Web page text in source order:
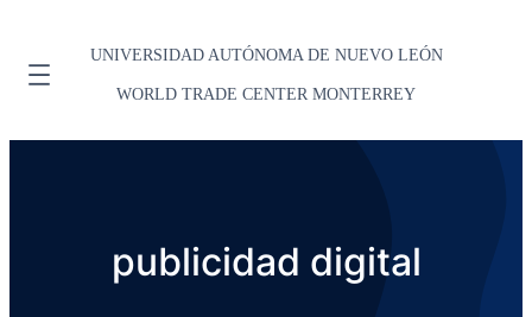
UNIVERSIDAD AUTÓNOMA DE NUEVO LEÓN
WORLD TRADE CENTER MONTERREY
publicidad digital